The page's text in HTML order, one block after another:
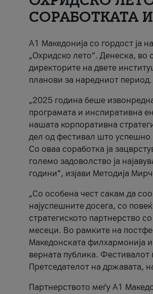
СОРАБОТКАТА
A1 Македонија со гордост ја
„Охридско лето“. Денеска, во
директорите на двете
планови за наредниот период.
„2025 година беше
програмата и инспиративна
нашата корпоративна
дел од фестивал што успешно
Со оваа соработка ја
големо задоволство ја
години“, изјави Методија
„Со особена чест сакам да
најуспешните досега, со
стратегиското партнерство
месеци. Во рамките на
Македонската филхармонија
верната публика.
Претседателот на државата,
Партнерството меѓу A1